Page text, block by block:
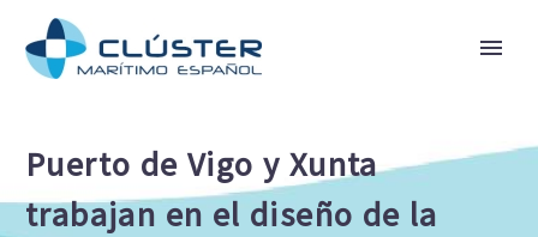
Puerto de Vigo y Xunta
trabajan en el diseño de la